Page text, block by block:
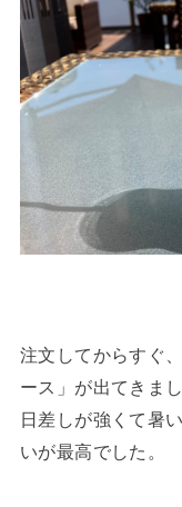
注文してからすぐ
ース」が出てきまし
日差しが強くて暑
いが最高でした。